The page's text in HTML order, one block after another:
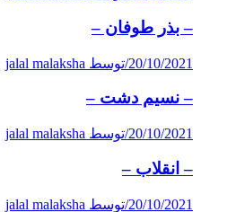
– بذر طوفان –
20/10/2021
/توسط jalal malaksha
– نسیم دشت –
20/10/2021
/توسط jalal malaksha
– انقلاب –
20/10/2021
/توسط jalal malaksha